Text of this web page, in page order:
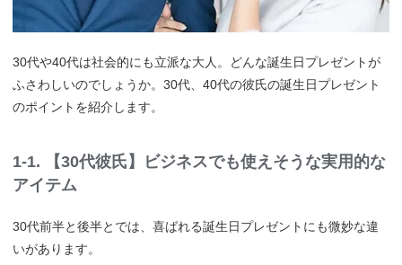
30代や40代は社会的にも立派な大人。どんな誕生日プレゼントが
ふさわしいのでしょうか。30代、40代の彼氏の誕生日プレゼント
のポイントを紹介します。
1-1. 【30代彼氏】ビジネスでも使えそうな実用的な
アイテム
30代前半と後半とでは、喜ばれる誕生日プレゼントにも微妙な違
いがあります。